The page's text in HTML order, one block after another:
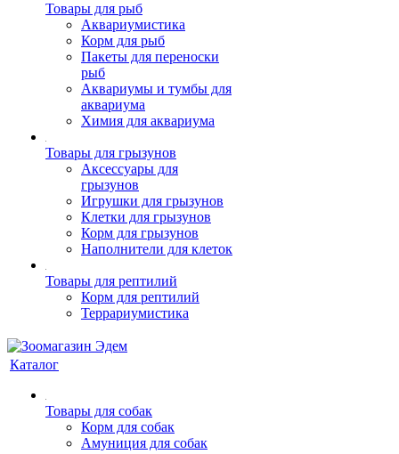
Товары для рыб
Аквариумистика
Корм для рыб
Пакеты для переноски
рыб
Аквариумы и тумбы для
аквариума
Химия для аквариума
Товары для грызунов
Аксессуары для
грызунов
Игрушки для грызунов
Клетки для грызунов
Корм для грызунов
Наполнители для клеток
Товары для рептилий
Корм для рептилий
Террариумистика
Каталог
Товары для собак
Корм для собак
Амуниция для собак